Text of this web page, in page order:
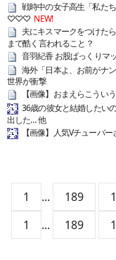
戦時中の女子高生「私た
♡♡♡ NEW!
夫にキスマークをつけた
まで酷く言われること？
音羽紀香 お股ぱっくりマ
海外「日本よ、お前がナ
世界が衝撃
【画像】おまえらこうい
36歳の彼女と結婚したい
出した… 他
【画像】人気Vチューバ
1 ... 189
1
... 189